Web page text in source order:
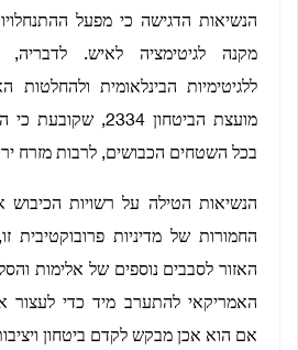
הנשיאות הדגישה כי מפעל
מקנה לגיטימציה לאיש.
ללגיטימיות הבינלאומית
מועצת הביטחון 2334,
בכל השטחים הכבושים, לרבות מזרח
הנשיאות הטילה על רשויות
החמורות של מדיניות פרובוקטיבית
האזור לסבבים נוספים של אלימות
האמריקאי להתערב מיד כדי לעצור
אם הוא אכן מבקש לקדם ביטחון